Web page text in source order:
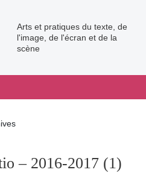
Arts et pratiques du texte, de
l'image, de l'écran et de la
scène
mobile
– 2016-2017 (1)